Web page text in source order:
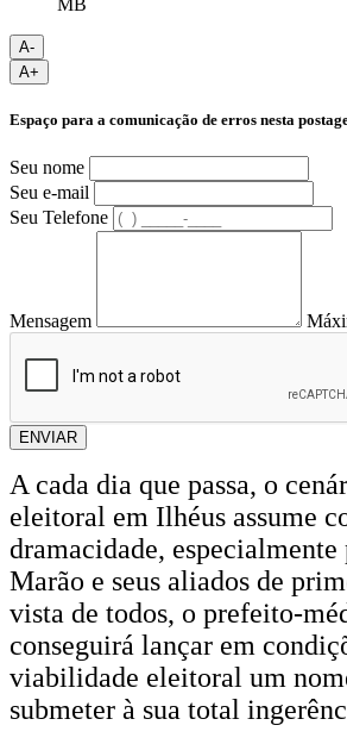
A-
A+
Espaço para a comunicação de erros nesta
Seu nome
Seu e-mail
Seu Telefone
Mensagem
ENVIAR
A cada dia que passa, o
eleitoral em Ilhéus assume
dramacidade,
Marão e seus aliados de
vista de todos, o prefeito-
conseguirá lançar em
viabilidade eleitoral um
submeter à sua total